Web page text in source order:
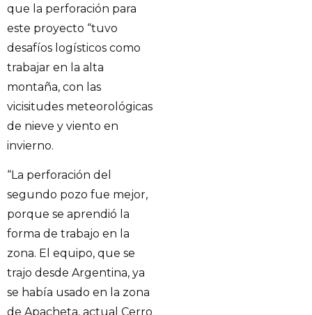
que la perforación para
este proyecto “tuvo
desafíos logísticos como
trabajar en la alta
montaña, con las
vicisitudes meteorológicas
de nieve y viento en
invierno.
“La perforación del
segundo pozo fue mejor,
porque se aprendió la
forma de trabajo en la
zona. El equipo, que se
trajo desde Argentina, ya
se había usado en la zona
de Apacheta, actual Cerro